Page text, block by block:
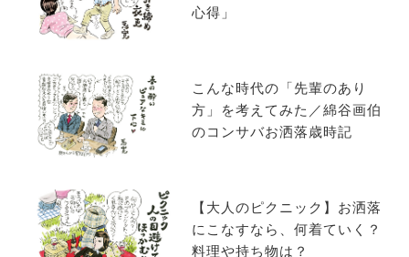
心得」
こんな時代の「先輩のあり
方」を考えてみた／綿谷画伯
のコンサバお洒落歳時記
【大人のピクニック】お洒落
にこなすなら、何着ていく？
料理や持ち物は？